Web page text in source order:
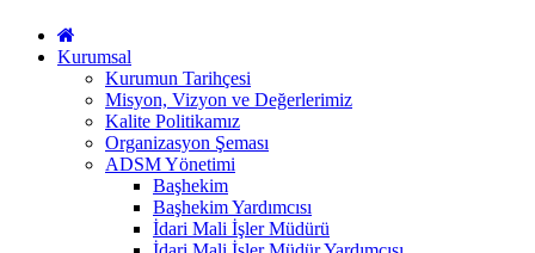
Kurumsal
Kurumun Tarihçesi
Misyon, Vizyon ve Değerlerimiz
Kalite Politikamız
Organizasyon Şeması
ADSM Yönetimi
Başhekim
Başhekim Yardımcısı
İdari Mali İşler Müdürü